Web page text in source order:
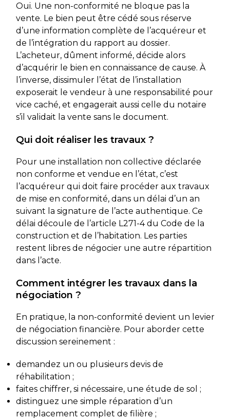
Oui. Une non-conformité ne bloque pas la
vente. Le bien peut être cédé sous réserve
d’une information complète de l’acquéreur et
de l’intégration du rapport au dossier.
L’acheteur, dûment informé, décide alors
d’acquérir le bien en connaissance de cause. À
l’inverse, dissimuler l’état de l’installation
exposerait le vendeur à une responsabilité pour
vice caché, et engagerait aussi celle du notaire
s’il validait la vente sans le document.
Qui doit réaliser les travaux ?
Pour une installation non collective déclarée
non conforme et vendue en l’état, c’est
l’acquéreur qui doit faire procéder aux travaux
de mise en conformité, dans un délai d’un an
suivant la signature de l’acte authentique. Ce
délai découle de l’article L271-4 du Code de la
construction et de l’habitation. Les parties
restent libres de négocier une autre répartition
dans l’acte.
Comment intégrer les travaux dans la
négociation ?
En pratique, la non-conformité devient un levier
de négociation financière. Pour aborder cette
discussion sereinement :
demandez un ou plusieurs devis de
réhabilitation ;
faites chiffrer, si nécessaire, une étude de sol ;
distinguez une simple réparation d’un
remplacement complet de filière ;